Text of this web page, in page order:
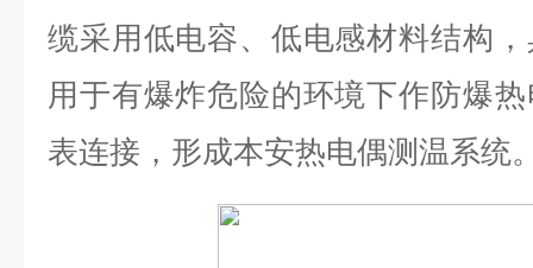
缆采用低电容、低电感材料结构
用于有爆炸危险的环境下作防爆
表连接，形成本安热电偶测温系统